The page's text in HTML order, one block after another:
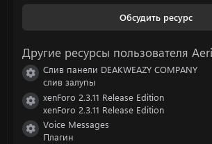
Обсудить ресурс
Другие ресурсы пользователя
Иконка ресурса
Слив панели DEAKWEAZY COMPANY
слив залупы
Иконка ресурса
xenForo 2.3.11 Release Edition
xenForo 2.3.11 Release Edition
Иконка ресурса
Voice Messages
Плагин